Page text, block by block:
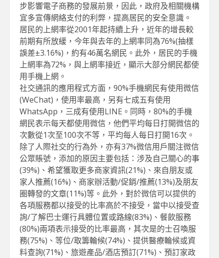
步影響電子商務的發展前景，因此，政府及相關機構
宜多宣傳網絡支付的利弊，提高居民的安全意識。
居民的上網率從2001年起持續上升，近年的增長較
前期有所放緩，今年與去年的上網率同為76%(抽樣
誤差±3.16%)，約有46萬名網民。此外，居民的手機
上網率為72%，與上網率接近，顯示大部分網民都使
用手機上網。
社交通訊的應用程式方面，90%手機網民有使用微信
(WeChat)，使用率最高，另有七成五有使用
WhatsApp，三成有使用LINE。同時，80%的手機
網民表示每天都使用微信，他們平均每日打開微信的
次數從1次至100次不等，平均每人每日打開16次。
除了人際社交的行為外，亦有37%微信用戶關注微信
公眾賬號，添加的原因主要包括：涉及自己關心的事
(39%)、希望獲取更多商家資訊(21%)、來自朋友或
家人推薦(16%)、商家辦活動/促銷/推薦(13%)及朋友
圈轉發的文章(11%)等。此外，對於微信可以提供的
各項服務都以接受的比率高於不接受，當中以接受查
詢/了解巴士運行具體位置或路線(83%)、餐飲服務
(80%)兩項表示接受的比率最高，其次是的士召喚服
務(75%)、等位/取籌輪候(74%)、提供醫療輪候或資
料查詢(71%)、旅遊產品/酒店預訂(71%)、預訂家政